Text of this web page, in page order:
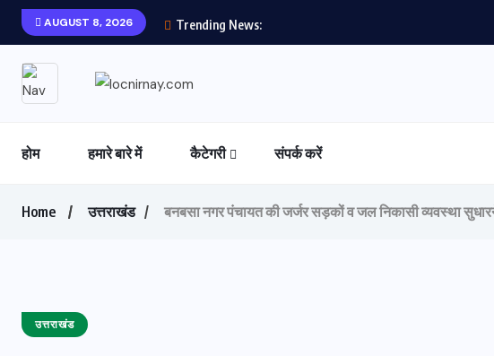
AUGUST 8, 2026 Trending News:
होम हमारे बारे में कैटेगरी संपर्क करें
Home उत्तराखंड बनबसा नगर पंचायत की जर्जर सड़कों व जल निकासी व्यवस्था
उत्तराखंड